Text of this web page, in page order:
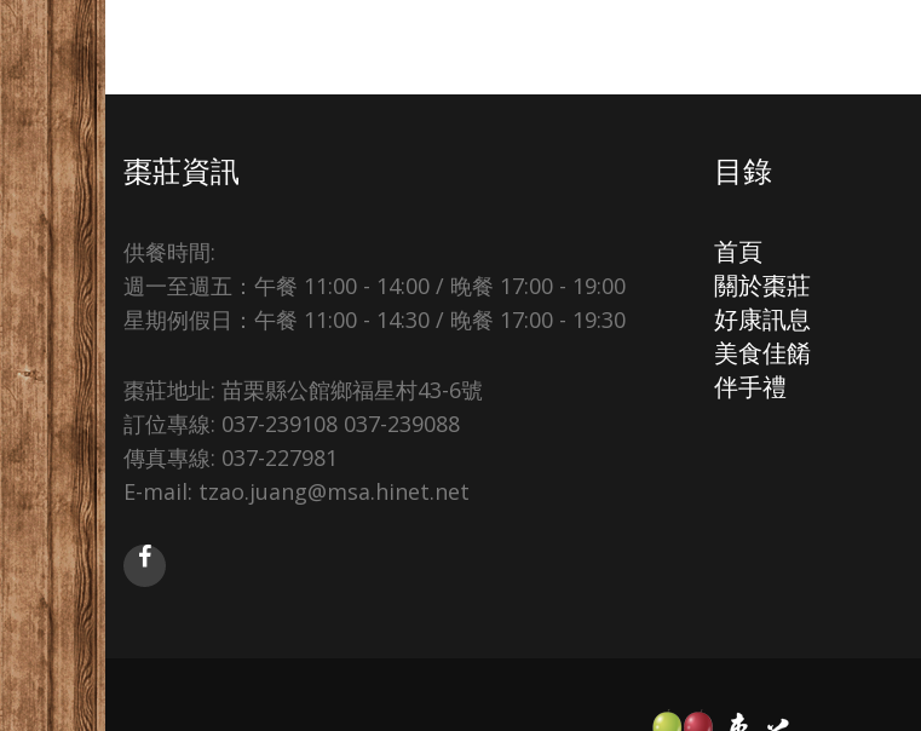
棗莊資訊
供餐時間:
週一至週五：午餐 11:00 - 14:00 / 晚餐 17:00 - 19:00
星期例假日：午餐 11:00 - 14:30 / 晚餐 17:00 - 19:30
棗莊地址: 苗栗縣公館鄉福星村43-6號
訂位專線: 037-239108 037-239088
傳真專線: 037-227981
E-mail: tzao.juang@msa.hinet.net
目錄
首頁
關於棗莊
好康訊息
美食佳餚
伴手禮